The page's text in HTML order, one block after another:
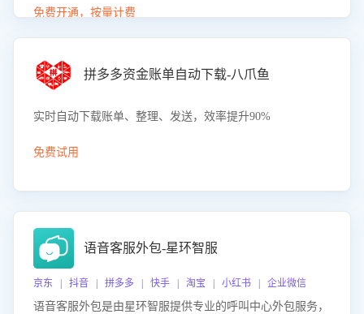
购买意向，深度洞察决策动因。同时全面评估客服团队政策
度、客服转化能力及销售业绩。
免费开通，按量计费
拼多多资金账单自动下载-八爪鱼
实时自动下载账单、整理、发送，效率提升90%
免费试用
语音客服外包-星环智服
京东 | 抖音 | 拼多多 | 快手 | 淘宝 | 小红书 | 企业微信
语音客服外包是由星环智服提供专业的呼叫中心外包服务，